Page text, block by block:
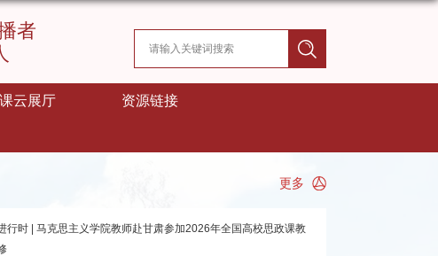
云展厅 资源链接
行时 | 马克思主义学院教师赴甘肃参加2026年全国高校思政课教